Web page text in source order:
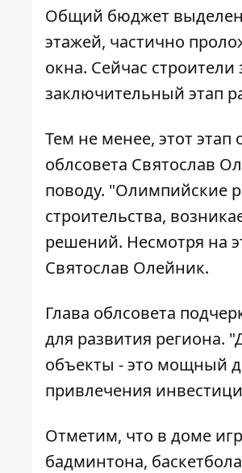
Общий бюджет
этажей, частично
окна. Сейчас
заключительный этап
Тем не менее, этот
облсовета Святослав
поводу. "Олимпийские
строительства,
решений. Несмотря на
Святослав Олейник.
Глава облсовета
для развития региона.
объекты - это мощный
привлечения
Отметим, что в доме
бадминтона,